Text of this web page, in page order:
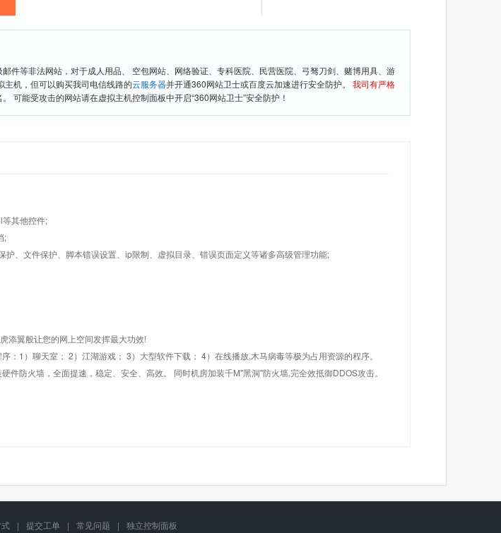
件等非法网站，对于成人用品、 空包网站、网络验证、专科医院、民营医院、弓驽刀剑、赌博用具、游
机，但可以购买我司电信线路的云服务器并开通360网站卫士或百度云加速进行安全防护。 我司有严格
可能受攻击的网站请在虚拟主机控制面板中开启“360网站卫士”安全防护！
其他控件;
;
、文件保护、脚本错误设置、ip限制、虚拟目录、错误页面定义等诸多高级管理功能;
添翼般让您的网上空间发挥最大功效!
1）聊天室； 2）江湖游戏； 3）大型软件下载； 4）在线播放,木马病毒等极为占用资源的程序。
防火墙，全面提速，稳定、安全、高效。 同时机房加装千M"黑洞"防火墙,完全效抵御DDOS攻击。
| 提交工单 | 常见问题 | 独立控制面板